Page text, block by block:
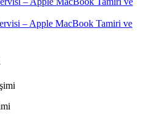
– Apple MacBook Tamiri ve